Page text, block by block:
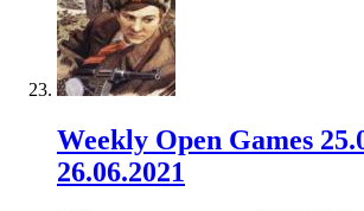
Weekly Open Games
26.06.2021